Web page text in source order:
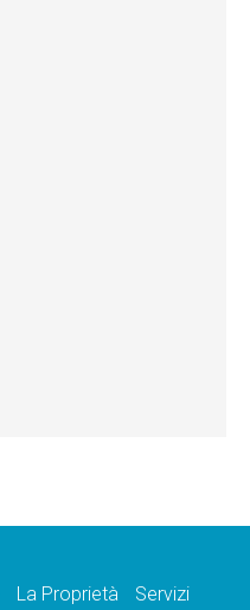
La Proprietà Servizi